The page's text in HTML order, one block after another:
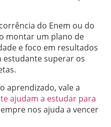
do Enem ou do
montar um plano de
e foco em resultados
superar os
aprendizado, vale a
ajudam a estudar para
nos ajuda a vencer